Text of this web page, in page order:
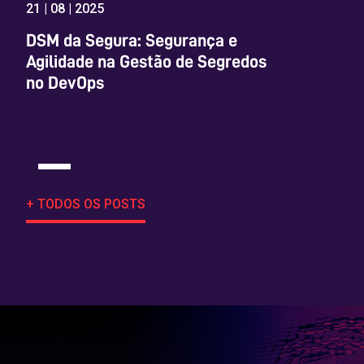
21 | 08 | 2025
DSM da Segura: Segurança e
Agilidade na Gestão de Segredos
no DevOps
+ TODOS OS POSTS